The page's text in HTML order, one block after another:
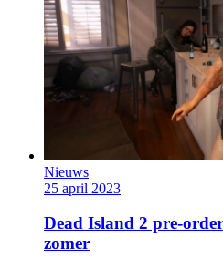
Nieuws
25 april 2023
Dead Island 2 pre-
zomer